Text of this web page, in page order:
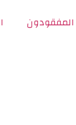
المفقودون